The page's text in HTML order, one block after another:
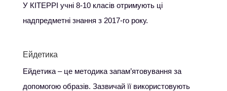
У КІТЕРРІ учні 8-10 класів отримують ці
надпредметні знання з 2017-го року.
Ейдетика
Ейдетика – це методика запам’ятовування за
допомогою образів. Зазвичай її використовують